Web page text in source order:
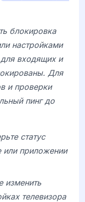
блокировка
настройками
входящих и
Для
и проверки
пинг до
статус
или приложении
изменить
телевизора